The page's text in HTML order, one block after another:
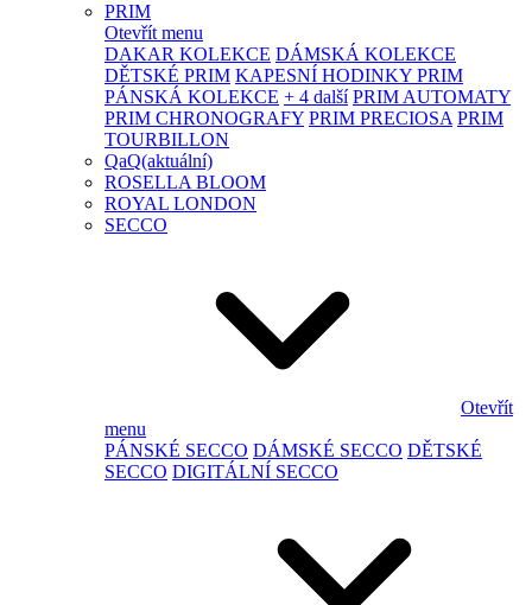
PRIM
Otevřít menu
DAKAR KOLEKCE DÁMSKÁ KOLEKCE
DĚTSKÉ PRIM KAPESNÍ HODINKY PRIM
PÁNSKÁ KOLEKCE + 4 další PRIM AUTOMATY
PRIM CHRONOGRAFY PRIM PRECIOSA PRIM
TOURBILLON
QaQ(aktuální)
ROSELLA BLOOM
ROYAL LONDON
SECCO
Otevřít
menu
PÁNSKÉ SECCO DÁMSKÉ SECCO DĚTSKÉ
SECCO DIGITÁLNÍ SECCO